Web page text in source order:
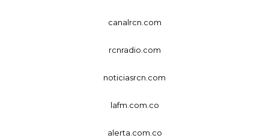
canalrcn.com
rcnradio.com
noticiasrcn.com
lafm.com.co
alerta.com.co